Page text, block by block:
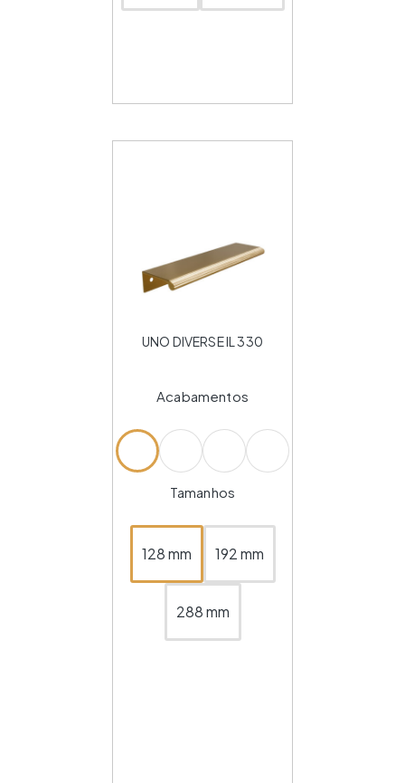
UNO DIVERSE IL 330
Acabamentos
Tamanhos
128 mm 192 mm
288 mm